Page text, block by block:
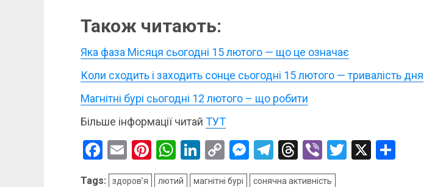
Також читають:
Яка фаза Місяця сьогодні 15 лютого — що це означає
Коли сходить і заходить сонце сьогодні 15 лютого — тривалість дня
Магнітні бурі сьогодні 12 лютого – що робити
Більше інформації читай ТУТ
Facebook
EmailPinterest
WhatsApp
LinkedIn
Copy
Link
Messenger
Telegram
Threads
ViberTwitter
X
Tags: здоров’я лютий магнітні бурі сонячна активність